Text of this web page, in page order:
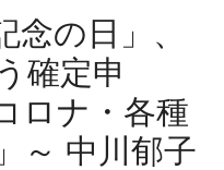
念の日」、
確定申
ロナ・各種
～ 中川郁子